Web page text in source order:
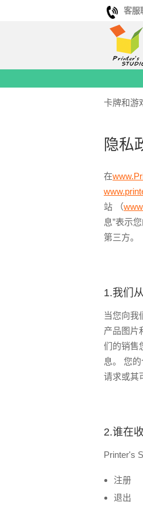
隐私
在
站 （
息”表示
第三方。
1.我们
当您向我
产品图片
们的销售
息。 您
请求或其
2.谁在
Printer's
注册
退出
客服
卡牌和游